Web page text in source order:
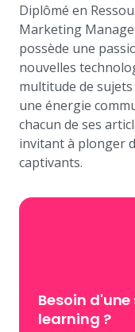
Diplômé en
Marketing
possède une
nouvelles
multitude de
une énergie
chacun de ses
invitant à plonger
captivants.
Besoin
learning ?